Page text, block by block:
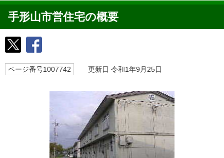
手形山市営住宅の概要
ページ番号1007742 更新日 令和1年9月25日